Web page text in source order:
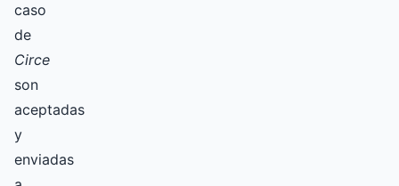
caso
de
Circe
son
aceptadas
y
enviadas